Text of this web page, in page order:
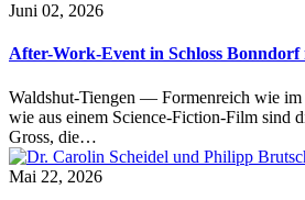
Juni 02, 2026
After-Work-Event in Schloss
Waldshut-Tiengen — Formenreich wie
wie aus einem Science-Fiction-Film sind
Gross, die…
Mai 22, 2026